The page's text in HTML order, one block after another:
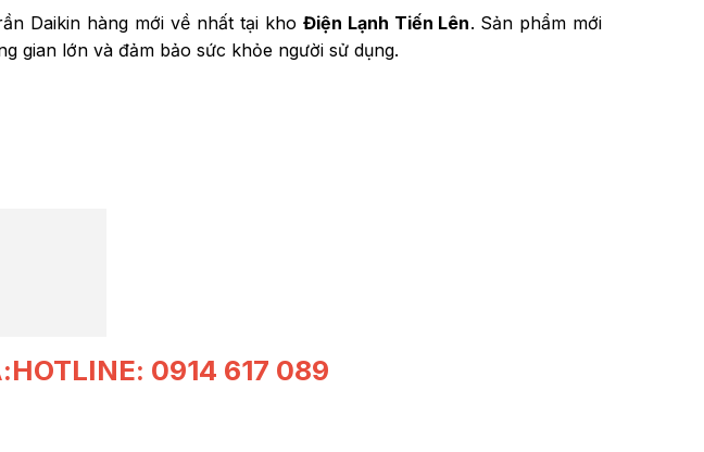
Daikin hàng mới về nhất tại kho Điện Lạnh Tiến Lên. Sản phẩm mới
gian lớn và đảm bảo sức khỏe người sử dụng.
0914 617 089